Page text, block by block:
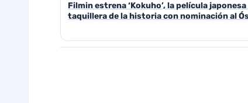
Filmin estrena ‘Kokuho’, la película japonesa
taquillera de la historia con nominación al